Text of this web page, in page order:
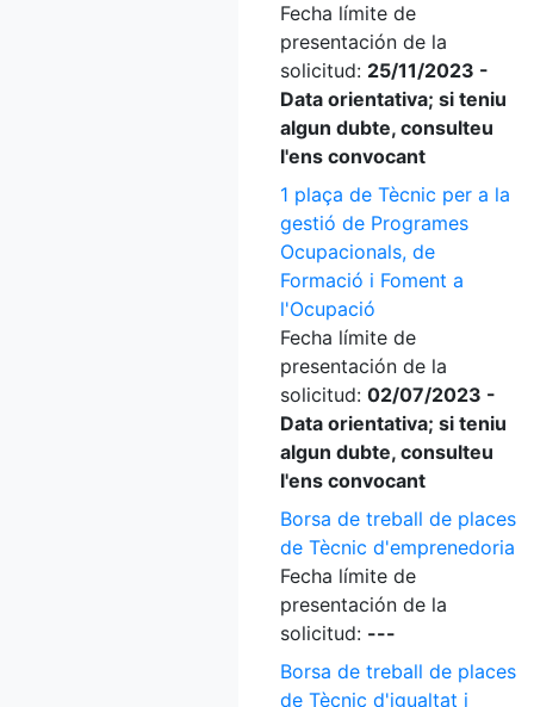
Fecha límite de
presentación de la
solicitud: 25/11/2023 -
Data orientativa; si teniu
algun dubte, consulteu
l'ens convocant
1 plaça de Tècnic per a la
gestió de Programes
Ocupacionals, de
Formació i Foment a
l'Ocupació
Fecha límite de
presentación de la
solicitud: 02/07/2023 -
Data orientativa; si teniu
algun dubte, consulteu
l'ens convocant
Borsa de treball de places
de Tècnic d'emprenedoria
Fecha límite de
presentación de la
solicitud: ---
Borsa de treball de places
de Tècnic d'igualtat i